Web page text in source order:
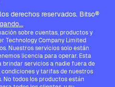
derechos reservados. Bitso®
sobre cuentas, productos y
Technology Company Limited
Nuestros servicios solo están
licencia para operar. Esta
servicios a nadie fuera de
y tarifas de nuestros
No todos los productos están